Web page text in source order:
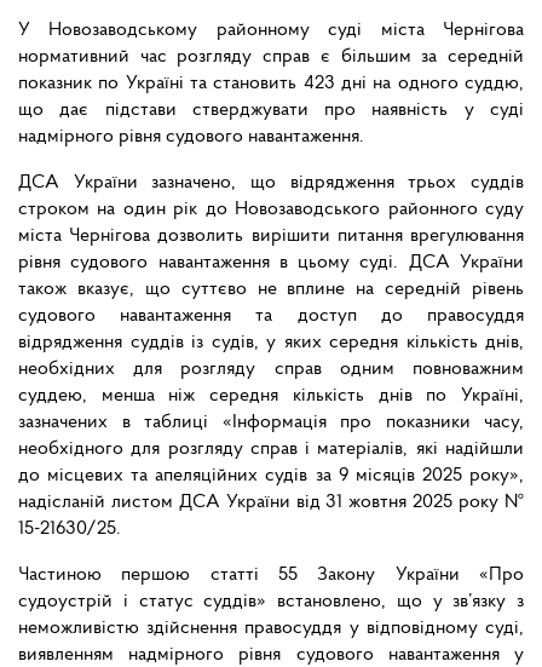
У Новозаводському районному суді міста Чернігова
нормативний час розгляду справ є більшим за середній
показник по Україні та становить 423 дні на одного суддю,
що дає підстави стверджувати про наявність у суді
надмірного рівня судового навантаження.
ДСА України зазначено, що відрядження трьох суддів
строком на один рік до Новозаводського районного суду
міста Чернігова дозволить вирішити питання врегулювання
рівня судового навантаження в цьому суді. ДСА України
також вказує, що суттєво не вплине на середній рівень
судового навантаження та доступ до правосуддя
відрядження суддів із судів, у яких середня кількість днів,
необхідних для розгляду справ одним повноважним
суддею, менша ніж середня кількість днів по Україні,
зазначених в таблиці «Інформація про показники часу,
необхідного для розгляду справ і матеріалів, які надійшли
до місцевих та апеляційних судів за 9 місяців 2025 року»,
надісланій листом ДСА України від 31 жовтня 2025 року №
15-21630/25.
Частиною першою статті 55 Закону України «Про
судоустрій і статус суддів» встановлено, що у зв’язку з
неможливістю здійснення правосуддя у відповідному суді,
виявленням надмірного рівня судового навантаження у